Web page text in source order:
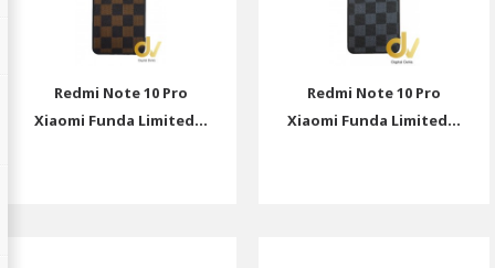
Redmi Note 10 Pro
Xiaomi Funda Limited...
Redmi Note 10 Pro
Xiaomi Funda Limited...